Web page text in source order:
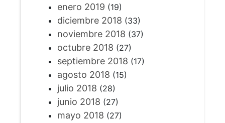
enero 2019 (19)
diciembre 2018 (33)
noviembre 2018 (37)
octubre 2018 (27)
septiembre 2018 (17)
agosto 2018 (15)
julio 2018 (28)
junio 2018 (27)
mayo 2018 (27)